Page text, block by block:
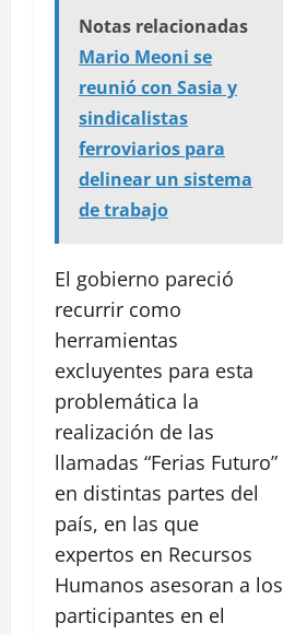
Notas relacionadas
Mario Meoni se
reunió con Sasia y
sindicalistas
ferroviarios para
delinear un sistema
de trabajo
El gobierno pareció
recurrir como
herramientas
excluyentes para esta
problemática la
realización de las
llamadas “Ferias Futuro”
en distintas partes del
país, en las que
expertos en Recursos
Humanos asesoran a los
participantes en el